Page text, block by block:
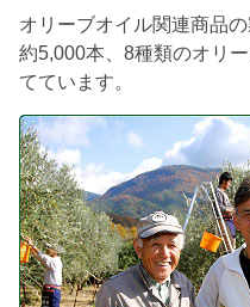
オリーブオイル関連商品
約5,000本、8種類のオリ
てています。